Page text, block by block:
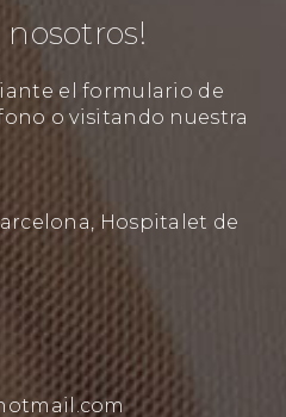
el formulario de
o visitando nuestra
Hospitalet de